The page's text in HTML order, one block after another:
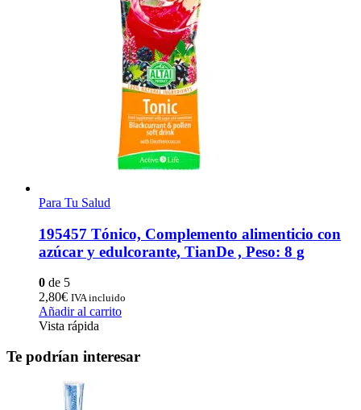
Para Tu Salud
195457 Tónico, Complemento alimenticio con
azúcar y edulcorante, TianDe , Peso: 8 g
0 de 5
2,80€ IVA incluido
Añadir al carrito
Vista rápida
Te podrían interesar